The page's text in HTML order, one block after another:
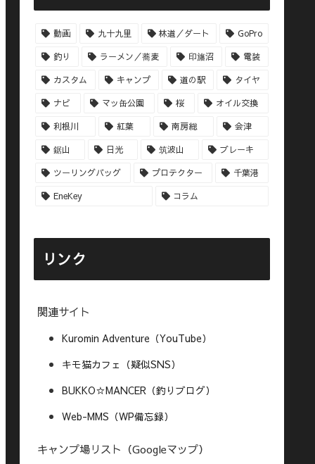
動画 九十九里 林道／ダート GoPro
釣り ラーメン／蕎麦 印旛沼 電装
カスタム キャンプ 道の駅 タイヤ
ナビ マッ缶公園 桜 オイル交換
利根川 紅葉 南房総 会津
鋸山 日光 筑波山 ブレーキ
ツーリングバッグ プロテクター 千葉港
EneKey コラム
リンク
関連サイト
Kuromin Adventure（YouTube）
キモ猫カフェ（疑似SNS）
BUKKO☆MANCER（釣りブログ）
Web-MMS（WP備忘録）
キャンプ場リスト（Googleマップ）